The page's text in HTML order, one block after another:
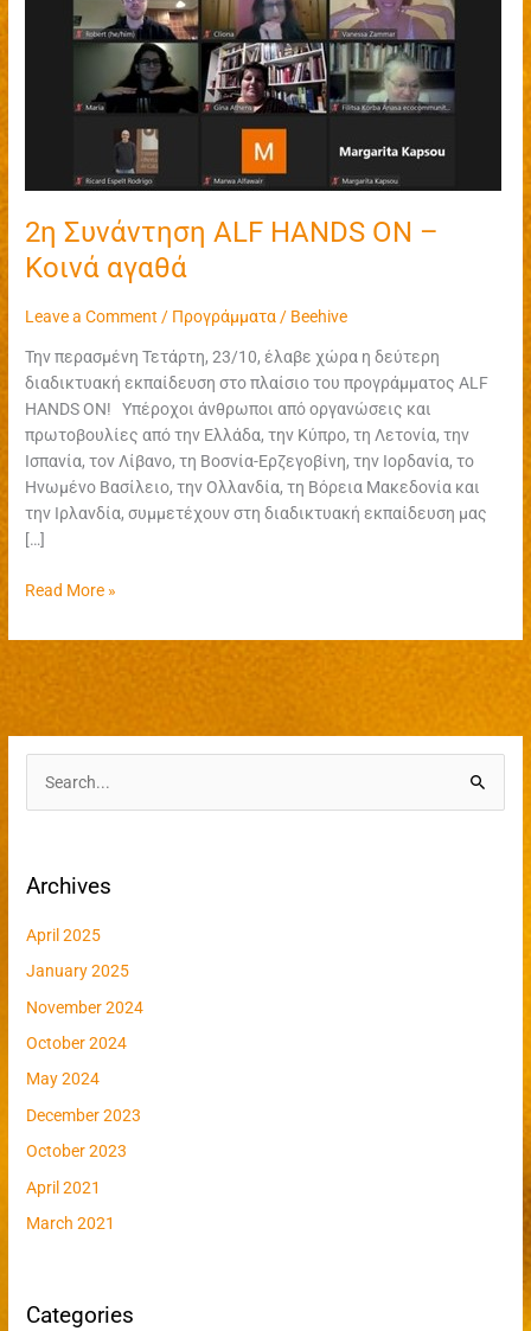
2η Συνάντηση ALF HANDS ON –
Κοινά αγαθά
Leave a Comment / Προγράμματα / Beehive
Την περασμένη Τετάρτη, 23/10, έλαβε χώρα η δεύτερη
διαδικτυακή εκπαίδευση στο πλαίσιο του προγράμματος ALF
HANDS ON! Υπέροχοι άνθρωποι από οργανώσεις και
πρωτοβουλίες από την Ελλάδα, την Κύπρο, τη Λετονία, την
Ισπανία, τον Λίβανο, τη Βοσνία-Ερζεγοβίνη, την Ιορδανία, το
Ηνωμένο Βασίλειο, την Ολλανδία, τη Βόρεια Μακεδονία και
την Ιρλανδία, συμμετέχουν στη διαδικτυακή εκπαίδευση μας
[…]
Read More »
r
h
f
o
r
:
Archives
April 2025
January 2025
November 2024
October 2024
May 2024
December 2023
October 2023
April 2021
March 2021
Categories